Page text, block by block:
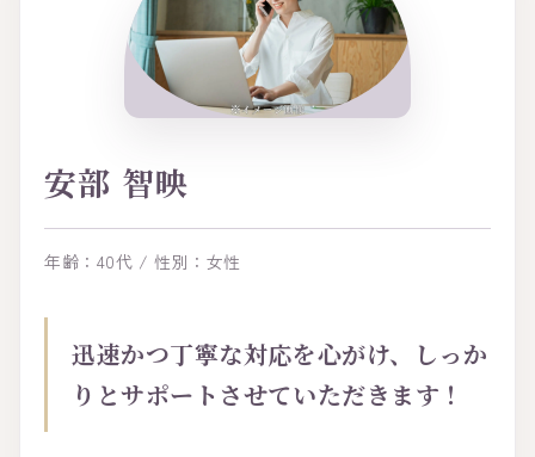
安部 智映
年齢：40代 / 性別：女性
迅速かつ丁寧な対応を心がけ、しっか
りとサポートさせていただきます！